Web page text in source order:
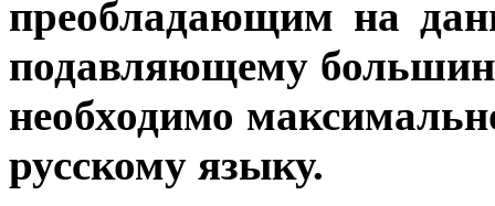
преобладающим на
подавляющему
необходимо
русскому языку.